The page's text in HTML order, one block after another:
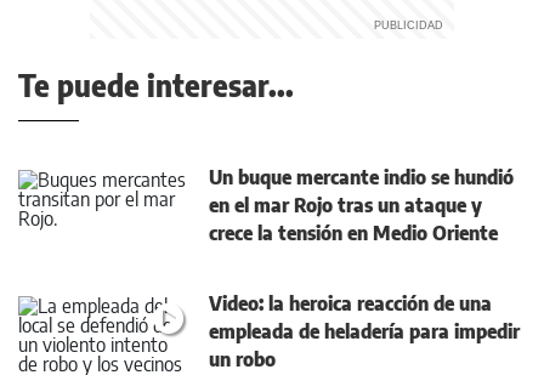
Te puede interesar...
Un buque mercante indio se hundió
en el mar Rojo tras un ataque y
crece la tensión en Medio Oriente
Video: la heroica reacción de una
empleada de heladería para impedir
un robo